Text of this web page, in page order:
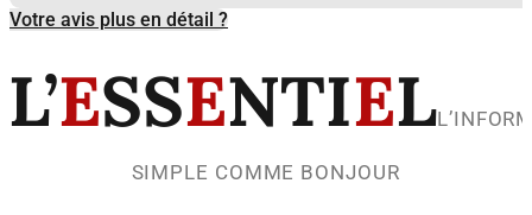
Votre avis plus en détail ?
L’ESSENTIEL
SIMPLE COMME BONJOUR